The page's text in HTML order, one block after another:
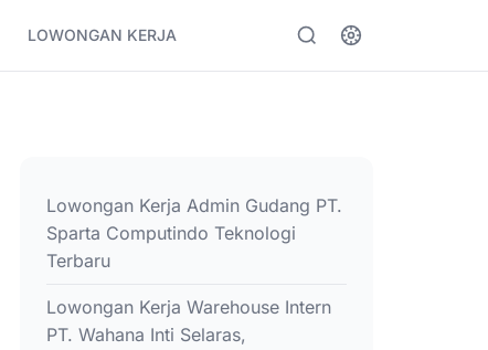
LOWONGAN KERJA
Lowongan Kerja Admin Gudang PT.
Sparta Computindo Teknologi
Terbaru
Lowongan Kerja Warehouse Intern
PT. Wahana Inti Selaras,